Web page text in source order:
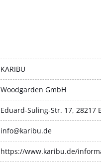
KARIBU
Woodgarden GmbH
Eduard-Suling-Str. 17, 28217
info@karibu.de
https://www.karibu.de/